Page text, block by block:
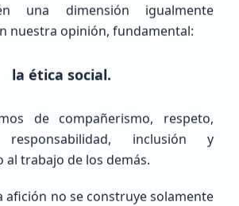
Gutierrez
Buenos Aires, Bahía Blanca
una dimensión igualmente
nuestra opinión, fundamental:
la ética social.
de compañerismo, respeto,
responsabilidad, inclusión y
al trabajo de los demás.
afición no se construye solamente